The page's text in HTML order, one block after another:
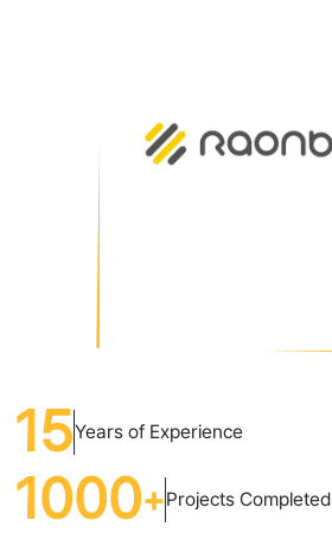
15Years of Experience
1000+Projects Completed